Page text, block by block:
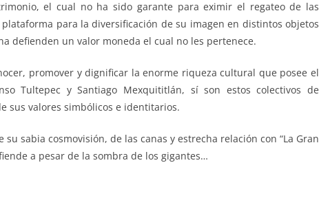
el cual no ha sido garante para eximir el regateo de las
para la diversificación de su imagen en distintos objetos
defienden un valor moneda el cual no les pertenece.
promover y dignificar la enorme riqueza cultural que posee el
Tultepec y Santiago Mexquititlán, sí son estos colectivos de
sus valores simbólicos e identitarios.
sabia cosmovisión, de las canas y estrecha relación con “La Gran
a pesar de la sombra de los gigantes…